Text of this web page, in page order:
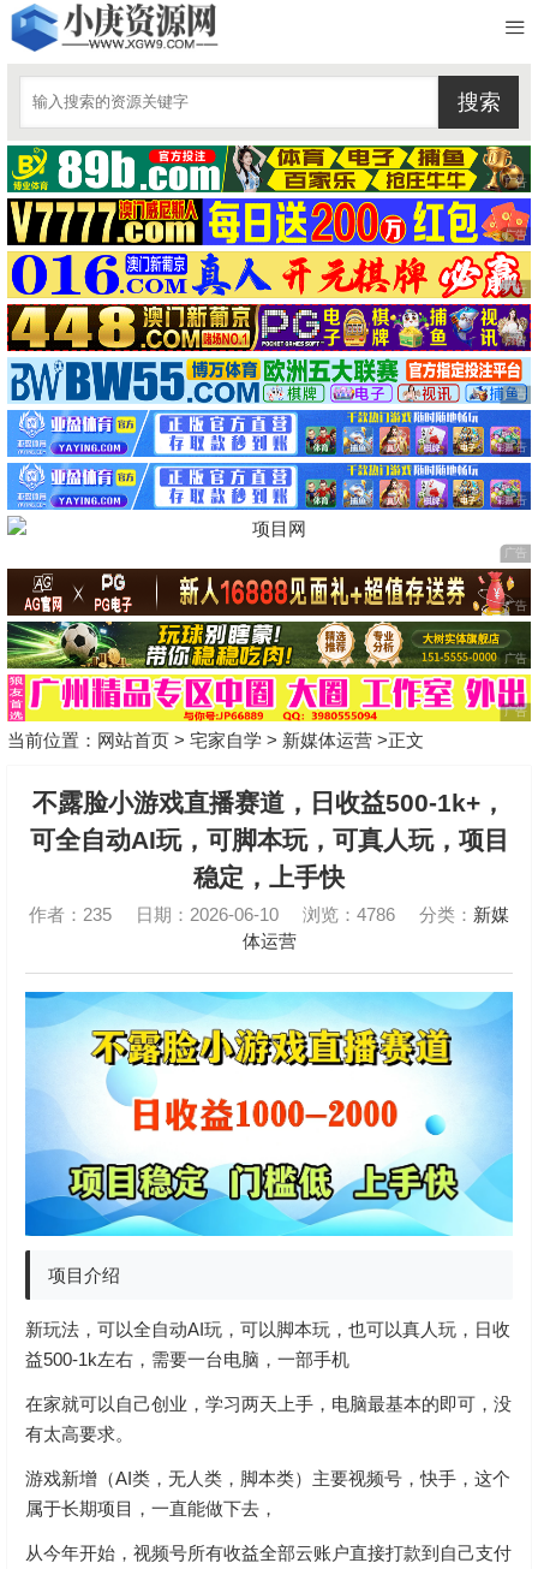
当前位置： 网站首页 > 宅家自学 > 新媒体运营 >正文
不露脸小游戏直播赛道，日收益500-1k+，
可全自动AI玩，可脚本玩，可真人玩，项目
稳定，上手快
作者：235 日期：2026-06-10 浏览：4786 分类： 新媒
体运营
项目介绍
新玩法，可以全自动AI玩，可以脚本玩，也可以真人玩，日收
益500-1k左右，需要一台电脑，一部手机
在家就可以自己创业，学习两天上手，电脑最基本的即可，没
有太高要求。
游戏新增（AI类，无人类，脚本类）主要视频号，快手，这个
属于长期项目，一直能做下去，
从今年开始，视频号所有收益全部云账户直接打款到自己支付